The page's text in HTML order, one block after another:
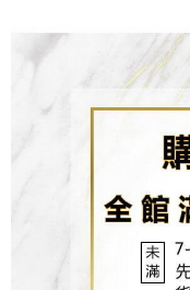
醒簡訊。
2.透過簡訊連結打開帳單後
帳／街口支付／iPASS
【注意事項】
1.本服務係由「台灣大哥大
用戶於交易時，得透過本
買賣價金債權讓與本公司
2.基於同意付款使用「大
資料（包含姓名、電話或
3.完整用戶服務條款，請詳
１．於結帳方式選擇「
結帳頁面，進行簡訊認證並
２．訂單成立數日內，您
３．收到繳費通知簡訊後
ATM／網路銀行／等多元
※ 請注意：結帳手續完成
購買商品的店家。未經商
後付繳納相關費用。
※ 交易是否成功請以「
是否繳費成功／繳費後需
https://
【注意事項】
全家取貨付款
每筆NT$80，滿
7-11取貨付款
每筆NT$80，滿
每筆NT$65，滿
每筆NT$130，滿